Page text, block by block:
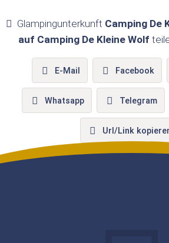
Glampingunterkunft Camping De
auf Camping De Kleine Wolf
E-Mail Facebook
Whatsapp Telegram
Url/Link